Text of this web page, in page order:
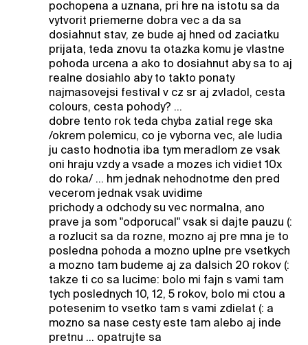
pochopena a uznana, pri hre na istotu sa da
vytvorit priemerne dobra vec a da sa
dosiahnut stav, ze bude aj hned od zaciatku
prijata, teda znovu ta otazka komu je vlastne
pohoda urcena a ako to dosiahnut aby sa to aj
realne dosiahlo aby to takto ponaty
najmasovejsi festival v cz sr aj zvladol, cesta
colours, cesta pohody? ...
dobre tento rok teda chyba zatial rege ska
/okrem polemicu, co je vyborna vec, ale ludia
ju casto hodnotia iba tym meradlom ze vsak
oni hraju vzdy a vsade a mozes ich vidiet 10x
do roka/ ... hm jednak nehodnotme den pred
vecerom jednak vsak uvidime
prichody a odchody su vec normalna, ano
prave ja som "odporucal" vsak si dajte pauzu (:
a rozlucit sa da rozne, mozno aj pre mna je to
posledna pohoda a mozno uplne pre vsetkych
a mozno tam budeme aj za dalsich 20 rokov (:
takze ti co sa lucime: bolo mi fajn s vami tam
tych poslednych 10, 12, 5 rokov, bolo mi ctou a
potesenim to vsetko tam s vami zdielat (: a
mozno sa nase cesty este tam alebo aj inde
pretnu ... opatrujte sa